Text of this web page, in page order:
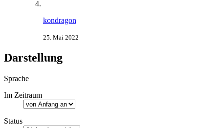
kondragon
25. Mai 2022
Darstellung
Sprache
Im Zeitraum
Status